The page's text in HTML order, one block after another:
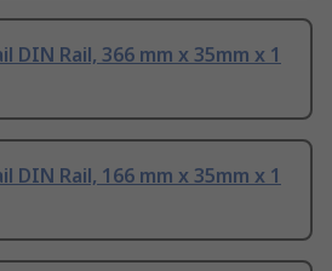
DIN Rail, 366 mm x 35mm x 1
DIN Rail, 166 mm x 35mm x 1